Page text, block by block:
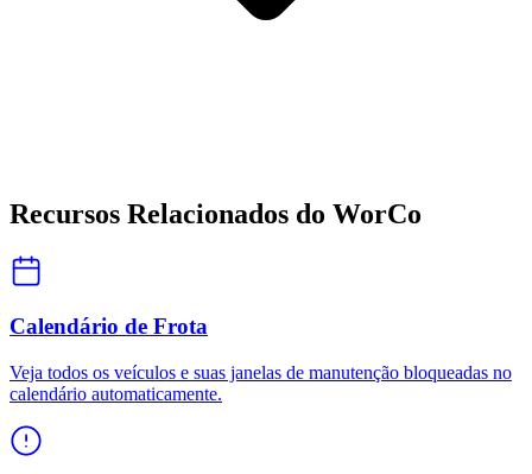
Recursos Relacionados do WorCo
Calendário de Frota
Veja todos os veículos e suas janelas de manutenção bloqueadas no
calendário automaticamente.